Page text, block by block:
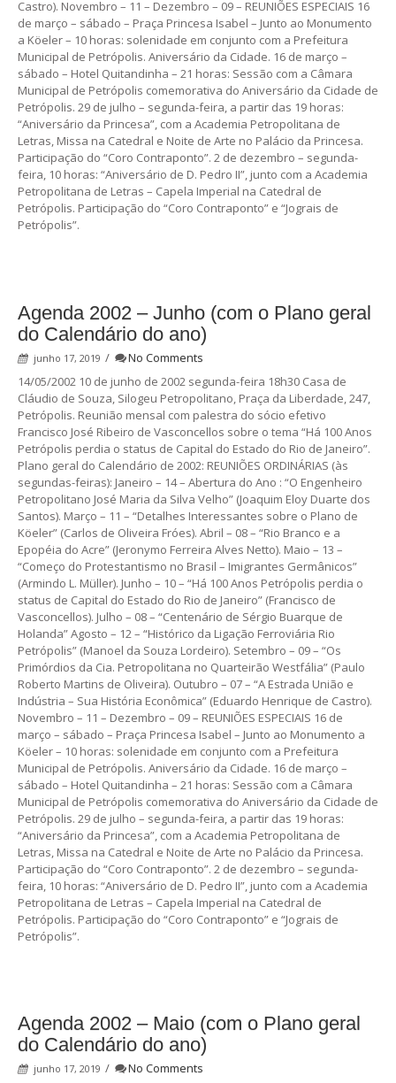
Castro). Novembro – 11 – Dezembro – 09 – REUNIÕES ESPECIAIS 16
de março – sábado – Praça Princesa Isabel – Junto ao Monumento
a Köeler – 10 horas: solenidade em conjunto com a Prefeitura
Municipal de Petrópolis. Aniversário da Cidade. 16 de março –
sábado – Hotel Quitandinha – 21 horas: Sessão com a Câmara
Municipal de Petrópolis comemorativa do Aniversário da Cidade de
Petrópolis. 29 de julho – segunda-feira, a partir das 19 horas:
“Aniversário da Princesa”, com a Academia Petropolitana de
Letras, Missa na Catedral e Noite de Arte no Palácio da Princesa.
Participação do “Coro Contraponto”. 2 de dezembro – segunda-
feira, 10 horas: “Aniversário de D. Pedro II”, junto com a Academia
Petropolitana de Letras – Capela Imperial na Catedral de
Petrópolis. Participação do “Coro Contraponto” e “Jograis de
Petrópolis”.
Agenda 2002 – Junho (com o Plano geral
do Calendário do ano)
junho 17, 2019 /
No Comments
14/05/2002 10 de junho de 2002 segunda-feira 18h30 Casa de
Cláudio de Souza, Silogeu Petropolitano, Praça da Liberdade, 247,
Petrópolis. Reunião mensal com palestra do sócio efetivo
Francisco José Ribeiro de Vasconcellos sobre o tema “Há 100 Anos
Petrópolis perdia o status de Capital do Estado do Rio de Janeiro”.
Plano geral do Calendário de 2002: REUNIÕES ORDINÁRIAS (às
segundas-feiras): Janeiro – 14 – Abertura do Ano : “O Engenheiro
Petropolitano José Maria da Silva Velho” (Joaquim Eloy Duarte dos
Santos). Março – 11 – “Detalhes Interessantes sobre o Plano de
Köeler” (Carlos de Oliveira Fróes). Abril – 08 – “Rio Branco e a
Epopéia do Acre” (Jeronymo Ferreira Alves Netto). Maio – 13 –
“Começo do Protestantismo no Brasil – Imigrantes Germânicos”
(Armindo L. Müller). Junho – 10 – “Há 100 Anos Petrópolis perdia o
status de Capital do Estado do Rio de Janeiro” (Francisco de
Vasconcellos). Julho – 08 – “Centenário de Sérgio Buarque de
Holanda” Agosto – 12 – “Histórico da Ligação Ferroviária Rio
Petrópolis” (Manoel da Souza Lordeiro). Setembro – 09 – “Os
Primórdios da Cia. Petropolitana no Quarteirão Westfália” (Paulo
Roberto Martins de Oliveira). Outubro – 07 – “A Estrada União e
Indústria – Sua História Econômica” (Eduardo Henrique de Castro).
Novembro – 11 – Dezembro – 09 – REUNIÕES ESPECIAIS 16 de
março – sábado – Praça Princesa Isabel – Junto ao Monumento a
Köeler – 10 horas: solenidade em conjunto com a Prefeitura
Municipal de Petrópolis. Aniversário da Cidade. 16 de março –
sábado – Hotel Quitandinha – 21 horas: Sessão com a Câmara
Municipal de Petrópolis comemorativa do Aniversário da Cidade de
Petrópolis. 29 de julho – segunda-feira, a partir das 19 horas:
“Aniversário da Princesa”, com a Academia Petropolitana de
Letras, Missa na Catedral e Noite de Arte no Palácio da Princesa.
Participação do “Coro Contraponto”. 2 de dezembro – segunda-
feira, 10 horas: “Aniversário de D. Pedro II”, junto com a Academia
Petropolitana de Letras – Capela Imperial na Catedral de
Petrópolis. Participação do “Coro Contraponto” e “Jograis de
Petrópolis”.
Agenda 2002 – Maio (com o Plano geral
do Calendário do ano)
junho 17, 2019 /
No Comments